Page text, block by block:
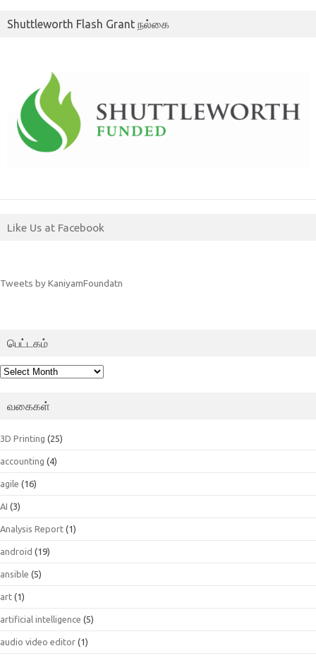
Shuttleworth Flash Grant நல்கை
Like Us at Facebook
Tweets by KaniyamFoundatn
பெட்டகம்
பெட்டகம்
வகைகள்
3D Printing (25)
accounting (4)
agile (16)
AI (3)
Analysis Report (1)
android (19)
ansible (5)
art (1)
artificial intelligence (5)
audio video editor (1)